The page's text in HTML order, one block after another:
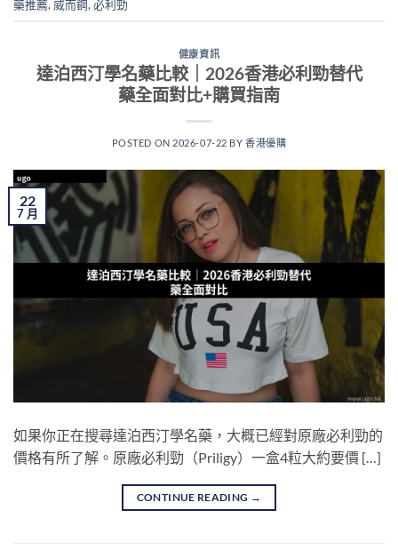
藥推薦, 威而鋼, 必利勁
健康資訊
達泊西汀學名藥比較｜2026香港必利勁替代
藥全面對比+購買指南
POSTED ON 2026-07-22 BY香港優購
22
7 月
如果你正在搜尋達泊西汀學名藥，大概已經對原廠必利勁的
價格有所了解。原廠必利勁（Priligy）一盒4粒大約要價 […]
CONTINUE READING →